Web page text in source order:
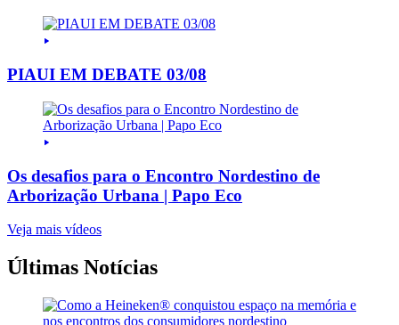
PIAUI EM DEBATE 03/08
Os desafios para o Encontro Nordestino de
Arborização Urbana | Papo Eco
Veja mais vídeos
Últimas Notícias